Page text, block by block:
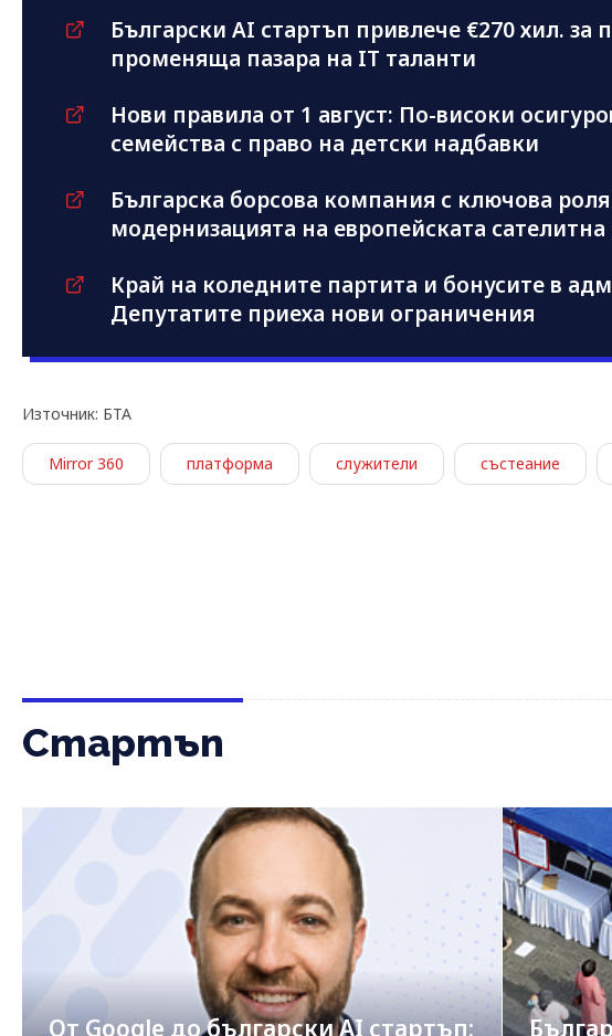
Български AI стартъп привлече €270 хил. за
променяща пазара на IT таланти
Нови правила от 1 август: По-високи
семейства с право на детски надбавки
Българска борсова компания с ключова
модернизацията на европейската сателитна
Край на коледните партита и бонусите в
Депутатите приеха нови ограничения
Източник: БТА
Mirror 360 платформа служители състеание
Стартъп
От Google до български AI стартъп: